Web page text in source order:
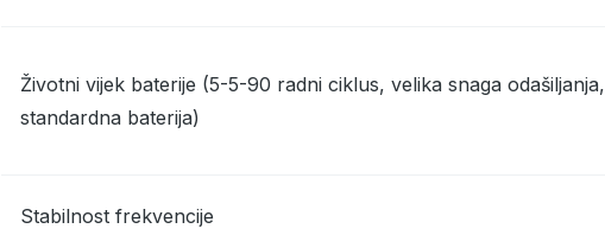
Životni vijek baterije (5-5-90 radni ciklus, velika snaga odašiljanja,
standardna baterija)
Stabilnost frekvencije